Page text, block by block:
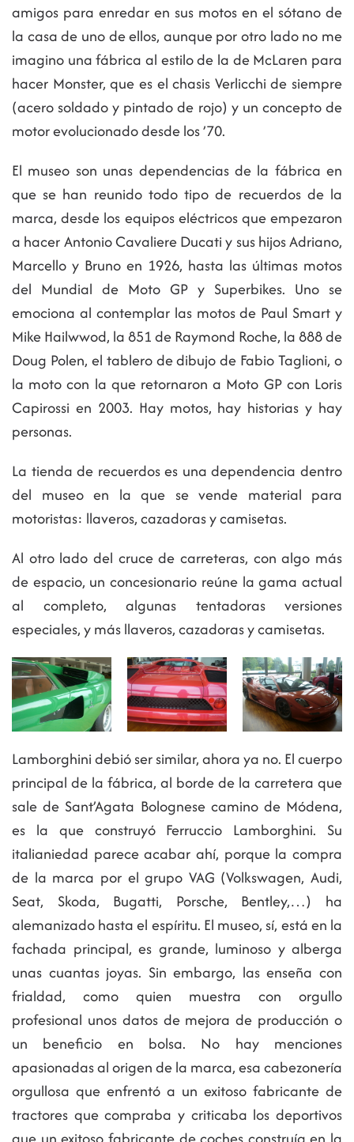
amigos para enredar en sus motos en el sótano de
la casa de uno de ellos, aunque por otro lado no me
imagino una fábrica al estilo de la de McLaren para
hacer Monster, que es el chasis Verlicchi de siempre
(acero soldado y pintado de rojo) y un concepto de
motor evolucionado desde los ’70.
El museo son unas dependencias de la fábrica en
que se han reunido todo tipo de recuerdos de la
marca, desde los equipos eléctricos que empezaron
a hacer Antonio Cavaliere Ducati y sus hijos Adriano,
Marcello y Bruno en 1926, hasta las últimas motos
del Mundial de Moto GP y Superbikes. Uno se
emociona al contemplar las motos de Paul Smart y
Mike Hailwwod, la 851 de Raymond Roche, la 888 de
Doug Polen, el tablero de dibujo de Fabio Taglioni, o
la moto con la que retornaron a Moto GP con Loris
Capirossi en 2003. Hay motos, hay historias y hay
personas.
La tienda de recuerdos es una dependencia dentro
del museo en la que se vende material para
motoristas: llaveros, cazadoras y camisetas.
Al otro lado del cruce de carreteras, con algo más
de espacio, un concesionario reúne la gama actual
al completo, algunas tentadoras versiones
especiales, y más llaveros, cazadoras y camisetas.
Lamborghini debió ser similar, ahora ya no. El cuerpo
principal de la fábrica, al borde de la carretera que
sale de Sant’Agata Bolognese camino de Módena,
es la que construyó Ferruccio Lamborghini. Su
italianiedad parece acabar ahí, porque la compra
de la marca por el grupo VAG (Volkswagen, Audi,
Seat, Skoda, Bugatti, Porsche, Bentley,…) ha
alemanizado hasta el espíritu. El museo, sí, está en la
fachada principal, es grande, luminoso y alberga
unas cuantas joyas. Sin embargo, las enseña con
frialdad, como quien muestra con orgullo
profesional unos datos de mejora de producción o
un beneficio en bolsa. No hay menciones
apasionadas al origen de la marca, esa cabezonería
orgullosa que enfrentó a un exitoso fabricante de
tractores que compraba y criticaba los deportivos